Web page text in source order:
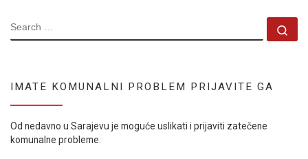
SEARCH
IMATE KOMUNALNI PROBLEM PRIJAVITE GA
Od nedavno u Sarajevu je moguće uslikati i prijaviti zatečene
komunalne probleme.